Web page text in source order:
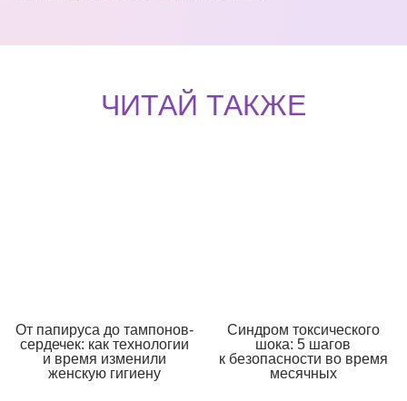
ЧИТАЙ ТАКЖЕ
От папируса до тампонов-
сердечек: как технологии
и время изменили
женскую гигиену
Синдром токсического
шока: 5 шагов
к безопасности во время
месячных